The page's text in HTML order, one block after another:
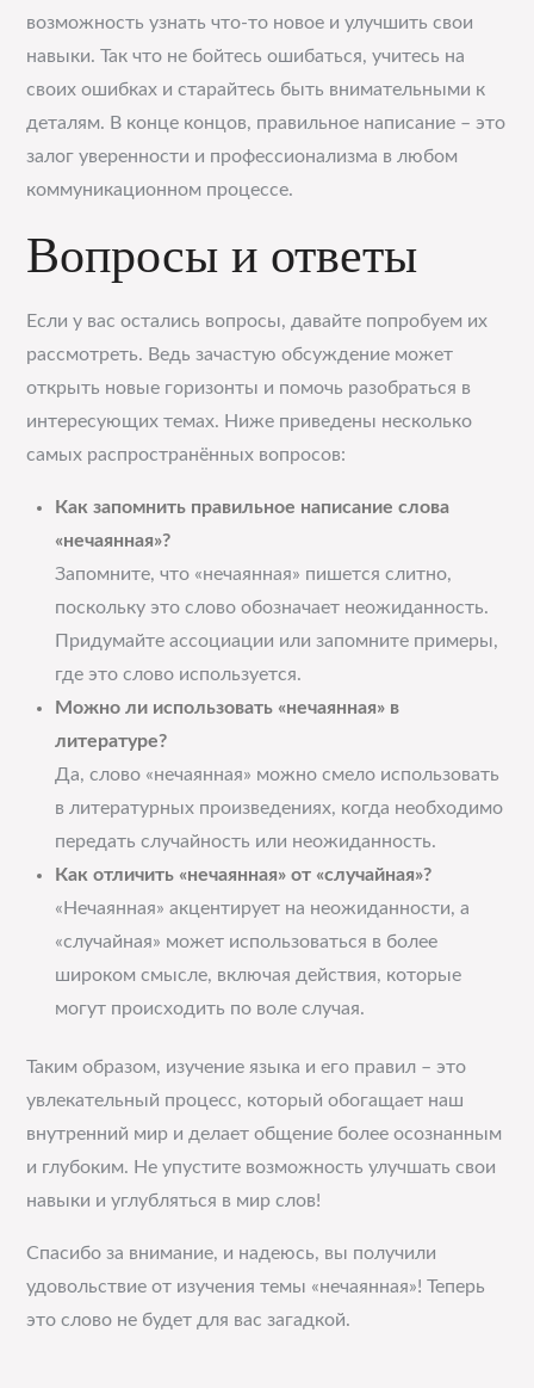
возможность узнать что-то новое и улучшить свои
навыки. Так что не бойтесь ошибаться, учитесь на
своих ошибках и старайтесь быть внимательными к
деталям. В конце концов, правильное написание – это
залог уверенности и профессионализма в любом
коммуникационном процессе.
Вопросы и ответы
Если у вас остались вопросы, давайте попробуем их
рассмотреть. Ведь зачастую обсуждение может
открыть новые горизонты и помочь разобраться в
интересующих темах. Ниже приведены несколько
самых распространённых вопросов:
Как запомнить правильное написание слова
«нечаянная»?
Запомните, что «нечаянная» пишется слитно,
поскольку это слово обозначает неожиданность.
Придумайте ассоциации или запомните примеры,
где это слово используется.
Можно ли использовать «нечаянная» в
литературе?
Да, слово «нечаянная» можно смело использовать
в литературных произведениях, когда необходимо
передать случайность или неожиданность.
Как отличить «нечаянная» от «случайная»?
«Нечаянная» акцентирует на неожиданности, а
«случайная» может использоваться в более
широком смысле, включая действия, которые
могут происходить по воле случая.
Таким образом, изучение языка и его правил – это
увлекательный процесс, который обогащает наш
внутренний мир и делает общение более осознанным
и глубоким. Не упустите возможность улучшать свои
навыки и углубляться в мир слов!
Спасибо за внимание, и надеюсь, вы получили
удовольствие от изучения темы «нечаянная»! Теперь
это слово не будет для вас загадкой.